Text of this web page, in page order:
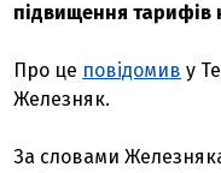
підвищення тарифів
Про це повідомив у
Железняк.
За словами